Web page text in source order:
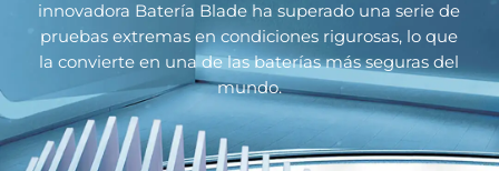
innovadora Batería Blade ha superado una serie de
pruebas extremas en condiciones rigurosas, lo que
la convierte en una de las baterías más seguras del
mundo.